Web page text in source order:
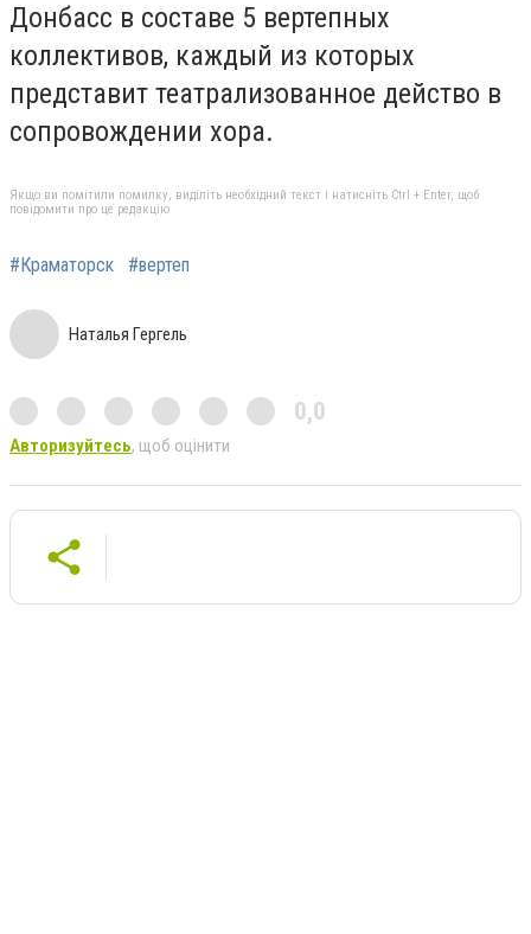
Донбасс в составе 5 вертепных
коллективов, каждый из которых
представит театрализованное действо в
сопровождении хора.
Якщо ви помітили помилку, виділіть необхідний текст і натисніть Ctrl + Enter, щоб
повідомити про це редакцію
#Краматорск #вертеп
Наталья Гергель
0,0
Авторизуйтесь, щоб оцінити